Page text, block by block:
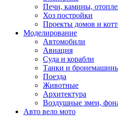
Печи, камины,
Хоз постройки
Проекты домов и
Моделирование
Автомобили
Авиация
Суда и корабли
Танки и
Поезда
Животные
Архитектура
Воздушные змеи,
Авто вело мото